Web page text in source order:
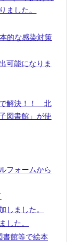
ました。
的な感染対策
可能になりま
で解決！！ 北
図書館」が使
フォームから
しました。
した。
書館等で絵本